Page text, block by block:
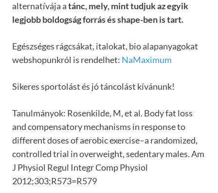
alternatívája atánc, mely, mint tudjuk az egyik
legjobb boldogság forrás és shape-ben is tart.
Egészséges rágcsákat, italokat, bio alapanyagokat
webshopunkról is rendelhet: NaMaximum
Sikeres sportolást és jó táncolást kívánunk!
Tanulmányok: Rosenkilde, M, et al. Body fat loss
and compensatory mechanisms in response to
different doses of aerobic exercise–a randomized,
controlled trial in overweight, sedentary males. Am
J Physiol Regul Integr Comp Physiol
2012;303;R573=R579